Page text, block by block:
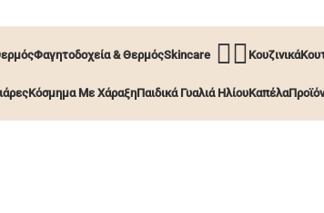
Φαγητοδοχεία & ΘερμόςSkincare 🧖‍♀️ Κουζινικά
Κόσμημα Με ΧάραξηΠαιδικά Γυαλιά ΗλίουΚαπέλα